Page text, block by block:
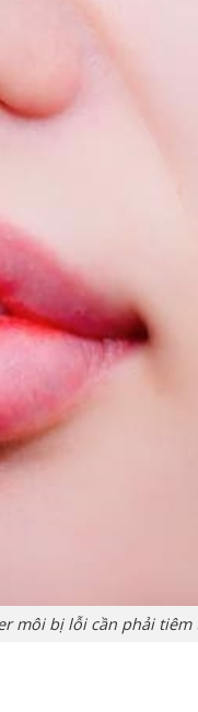
môi bị lỗi cần phải tiêm